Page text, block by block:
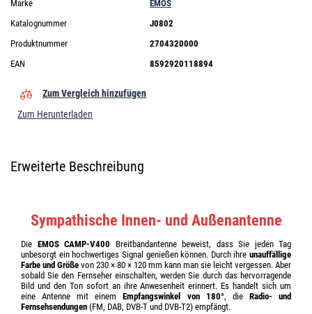
Marke
EMOS
Katalognummer
J0802
Produktnummer
2704320000
EAN
8592920118894
Zum Vergleich hinzufügen
Zum Herunterladen
Erweiterte Beschreibung
Sympathische Innen- und Außenantenne
Die EMOS CAMP-V400 Breitbandantenne beweist, dass Sie jeden Tag
unbesorgt ein hochwertiges Signal genießen können. Durch ihre unauffällige
Farbe und Größe von 230 × 80 × 120 mm kann man sie leicht vergessen. Aber
sobald Sie den Fernseher einschalten, werden Sie durch das hervorragende
Bild und den Ton sofort an ihre Anwesenheit erinnert. Es handelt sich um
eine Antenne mit einemEmpfangswinkel von 180°, die Radio- und
Fernsehsendungen (FM, DAB, DVB-T und DVB-T2) empfängt.